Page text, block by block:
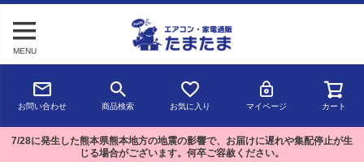
MENU
お問い合わせ 商品検索 お気に入り マイページ カート
7/28に発生した熊本県熊本地方の地震の影響で、お届けに遅れや集配停止が生
じる場合がございます。何卒ご容赦ください。